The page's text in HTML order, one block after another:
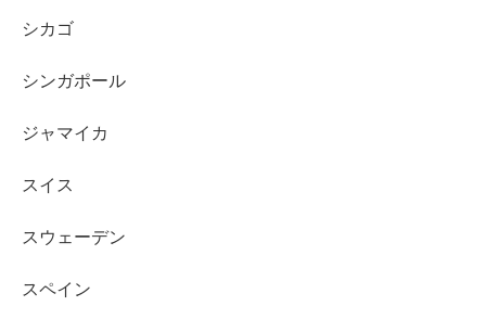
シカゴ
シンガポール
ジャマイカ
スイス
スウェーデン
スペイン